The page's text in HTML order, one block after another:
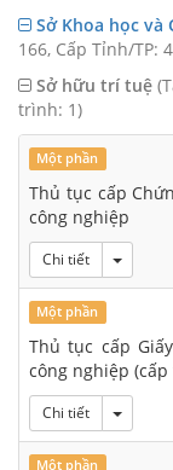
Sở Khoa học và
166, Cấp Tỉnh/TP:
Sở hữu trí tuệ
trình: 1)
Một phần
Thủ tục cấp
công nghiệp
Chi tiết Toggle
Một phần
Thủ tục cấp
công nghiệp
Chi tiết Toggle
Một phần